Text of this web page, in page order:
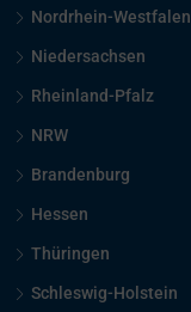
Nordrhein-Westfalen
Niedersachsen
Rheinland-Pfalz
NRW
Brandenburg
Hessen
Thüringen
Schleswig-Holstein